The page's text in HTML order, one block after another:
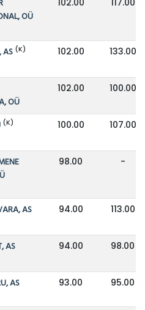
OÜ
AS (K) 102.00 133.00
OÜ
102.00 100.00
(K) 100.00 107.00
98.00 -
AS 94.00 113.00
AS 94.00 98.00
AS 93.00 95.00